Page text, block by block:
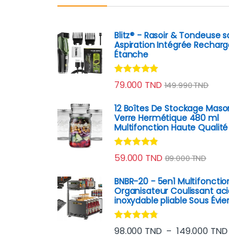
Blitz® - Rasoir & Tondeuse
Aspiration Intégrée
Étanche
Note4.75
sur 5
79.000 TND 149.990TND
12 Boîtes De Stockage
Verre Hermétique 480 ml
Multifonction Haute Qualité
Note4.70
sur 5
59.000 TND 89.000TND
BNBR-20 - 5en1
Organisateur Coulissant
inoxydable pliable Sous
Note4.64
sur 5
98.000 TND – 149.000 TND